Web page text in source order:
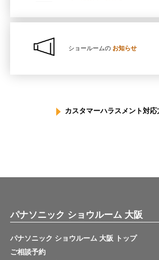
ショールームの お知らせ
カスタマーハラスメント対応
パナソニック ショウルーム 大阪
パナソニック ショウルーム 大阪 トップ
ご相談予約